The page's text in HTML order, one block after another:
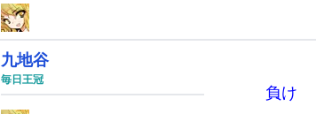
九地谷
毎日王冠
負け